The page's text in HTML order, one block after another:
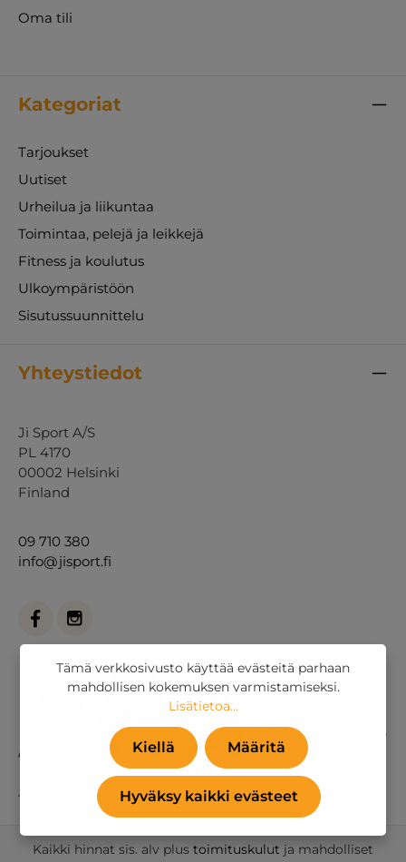
Oma tili
Kategoriat
Tarjoukset
Uutiset
Urheilua ja liikuntaa
Toimintaa, pelejä ja leikkejä
Fitness ja koulutus
Ulkoympäristöön
Sisutussuunnittelu
Yhteystiedot
Ji Sport A/S
PL 4170
00002 Helsinki
Finland
09 710 380
info@jisport.fi
Tai yhteydenottolomakkeella.
Kaikki hinnat sis. alv plus toimituskulut ja mahdolliset
Tämä verkkosivusto käyttää evästeitä parhaan
mahdollisen kokemuksen varmistamiseksi.
Lisätietoa...
Kiellä Määritä
Hyväksy kaikki evästeet